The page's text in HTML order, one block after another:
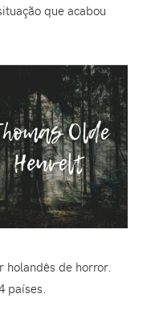
que acabou
holandês de horror.
países.